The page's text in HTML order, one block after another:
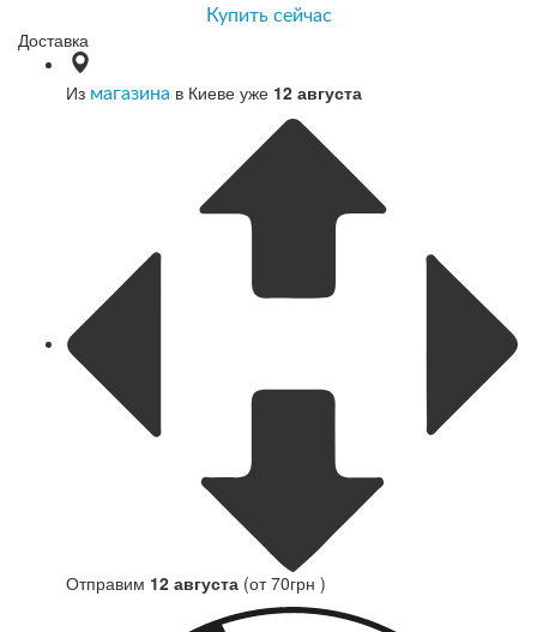
Купить сейчас
Доставка
Из магазина в Киеве уже 12 августа
Отправим 12 августа (от 70грн )